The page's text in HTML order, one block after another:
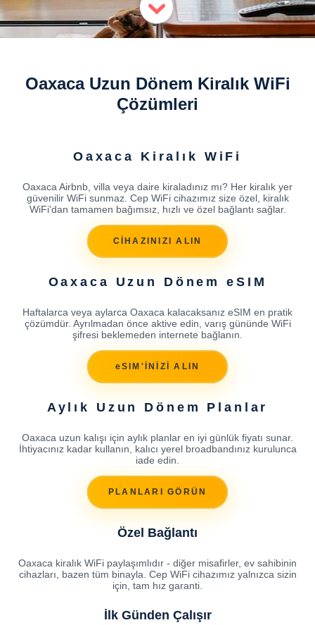
Oaxaca Uzun Dönem Kiralık WiFi
Çözümleri
Oaxaca Kiralık WiFi
Oaxaca Airbnb, villa veya daire kiraladınız mı? Her kiralık yer
güvenilir WiFi sunmaz. Cep WiFi cihazımız size özel, kiralık
WiFi'dan tamamen bağımsız, hızlı ve özel bağlantı sağlar.
CİHAZINIZI ALIN
Oaxaca Uzun Dönem eSIM
Haftalarca veya aylarca Oaxaca kalacaksanız eSIM en pratik
çözümdür. Ayrılmadan önce aktive edin, varış gününde WiFi
şifresi beklemeden internete bağlanın.
eSIM'İNİZİ ALIN
Aylık Uzun Dönem Planlar
Oaxaca uzun kalışı için aylık planlar en iyi günlük fiyatı sunar.
İhtiyacınız kadar kullanın, kalıcı yerel broadbandınız kurulunca
iade edin.
PLANLARI GÖRÜN
Özel Bağlantı
Oaxaca kiralık WiFi paylaşımlıdır - diğer misafirler, ev sahibinin
cihazları, bazen tüm binayla. Cep WiFi cihazımız yalnızca sizin
için, tam hız garanti.
İlk Günden Çalışır